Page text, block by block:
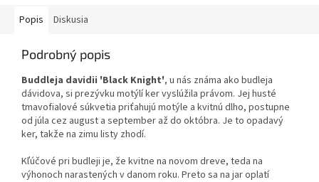
Popis Diskusia
Podrobný popis
Buddleja davidii 'Black Knight', u nás známa ako budleja
dávidova, si prezývku motýlí ker vyslúžila právom. Jej husté
tmavofialové súkvetia priťahujú motýle a kvitnú dlho, postupne
od júla cez august a september až do októbra. Je to opadavý
ker, takže na zimu listy zhodí.
Kľúčové pri budleji je, že kvitne na novom dreve, teda na
výhonoch narastených v danom roku. Preto sa na jar oplatí